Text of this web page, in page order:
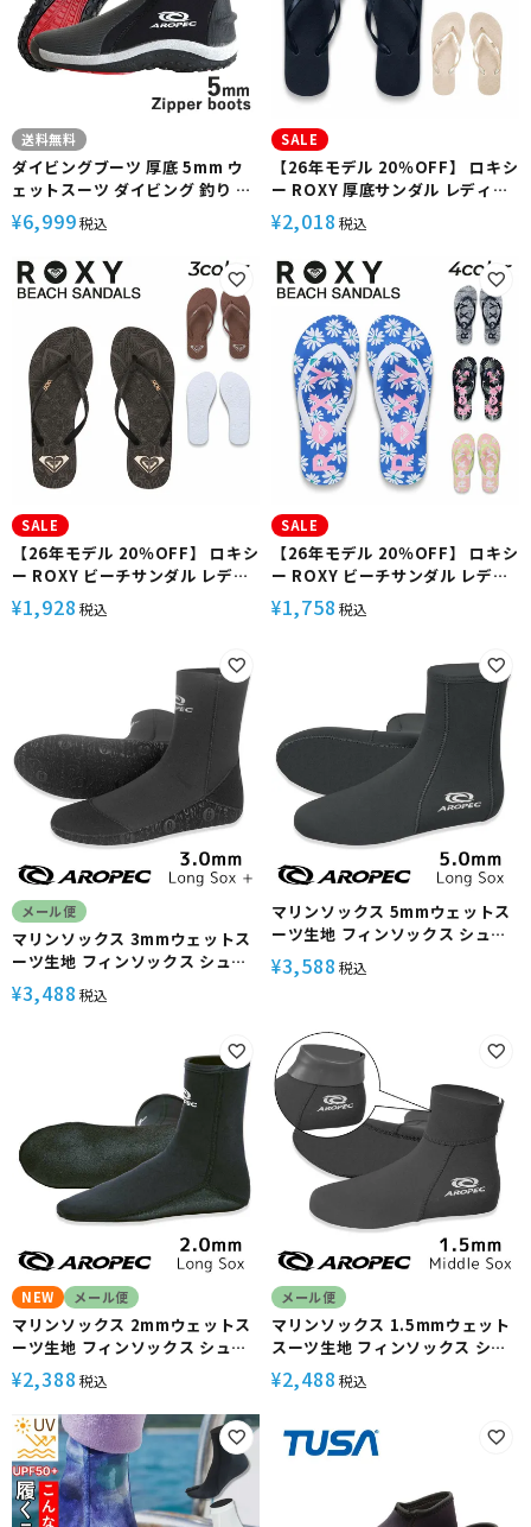
送料無料
ダイビングブーツ 厚底 5mm ウ
ェットスーツ ダイビング 釣り ブ
ーツ マリンブーツ スキューバダ
イビング シュノーケリング フィ
ン AROPEC アロペック メンズ
レディース ユニセックス
¥6,999税込
SALE
【26年モデル 20％OFF】 ロキシ
ー ROXY 厚底サンダル レディー
ス 軽量 スタイルアップ 海水浴 ビ
ーチ サーフィン シュノーケリン
グ リゾート VIVA HIGHER
ARSD261134
¥2,018 税込
SALE
【26年モデル 20％OFF】 ロキシ
ー ROXY ビーチサンダル レディ
ース 軽量 海水浴 ビーチ サーフィ
ン SUP アウトドア レジャー
¥1,928 税込
SALE
【26年モデル 20％OFF】 ロキシ
ー ROXY ビーチサンダル レディ
ース 軽量 歩きやすい 海水浴 ビー
チ サーフィン シュノーケリング
¥1,758 税込
メール便
マリンソックス 3mmウェットス
ーツ生地 フィンソックス シュノ
ーケリング/スキンダイビング/ダ
イビングに最適【3.0 Long
ス ロング】AROPEC(アロペッ
¥3,488 税込
マリンソックス 5mmウェットス
ーツ生地 フィンソックス シュノ
ーケリング/スキンダイビング/ダ
イビングに最適【5.0 Long Sox
¥3,588 税込
NEW メール便
マリンソックス 2mmウェットス
ーツ生地 フィンソックス シュノ
ーケリング/スキンダイビング/マ
リンスポーツに最適【2.0 Long
Sox / ウェットソックス ロング】
AROPEC(アロペック)
¥2,388 税込
メール便
マリンソックス 1.5mmウェット
スーツ生地 フィンソックス シュ
ノーケリング/スキンダイビング/
マリンスポーツに最適【1.5
ックス ショート】AROPEC(アロ
ペック)
¥2,488 税込